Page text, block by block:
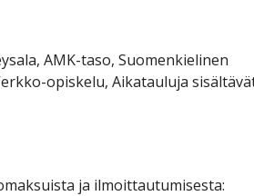
AMK-taso, Suomenkielinen
opiskelu, Aikatauluja
ja ilmoittautumisesta: